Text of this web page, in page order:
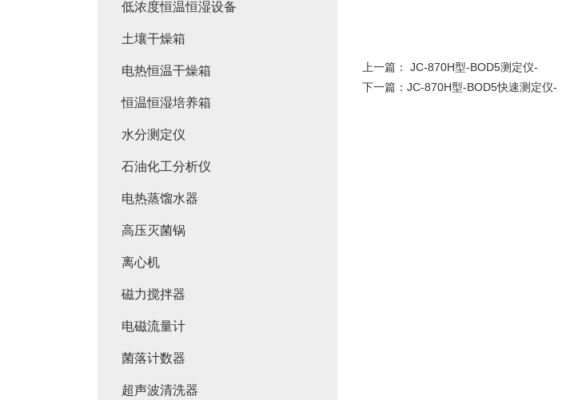
上一篇： JC-870H型-BOD5测定仪-
下一篇： JC-870H型-BOD5快速测定仪-
低浓度恒温恒湿设备
土壤干燥箱
电热恒温干燥箱
恒温恒湿培养箱
水分测定仪
石油化工分析仪
电热蒸馏水器
高压灭菌锅
离心机
磁力搅拌器
电磁流量计
菌落计数器
超声波清洗器